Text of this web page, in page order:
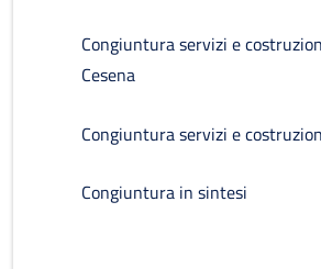
Congiuntura servizi e
Cesena
Congiuntura servizi e
Congiuntura in sintesi